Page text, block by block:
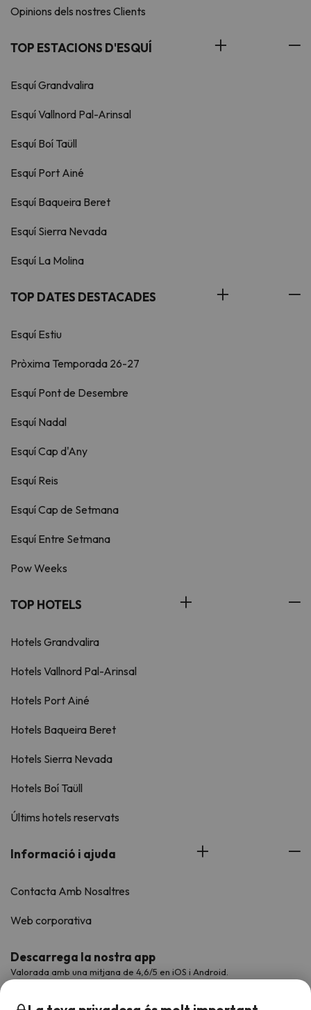
Opinions dels nostres Clients
TOP ESTACIONS D'ESQUÍ
Esquí Grandvalira
Esquí Vallnord Pal-Arinsal
Esquí Boí Taüll
Esquí Port Ainé
Esquí Baqueira Beret
Esquí Sierra Nevada
Esquí La Molina
TOP DATES DESTACADES
Esquí Estiu
Pròxima Temporada 26-27
Esquí Pont de Desembre
Esquí Nadal
Esquí Cap d'Any
Esquí Reis
Esquí Cap de Setmana
Esquí Entre Setmana
Pow Weeks
TOP HOTELS
Hotels Grandvalira
Hotels Vallnord Pal-Arinsal
Hotels Port Ainé
Hotels Baqueira Beret
Hotels Sierra Nevada
Hotels Boí Taüll
Últims hotels reservats
Informació i ajuda
Contacta Amb Nosaltres
Web corporativa
Descarrega la nostra app
Valorada amb una mitjana de 4,6/5 en iOS i Android.